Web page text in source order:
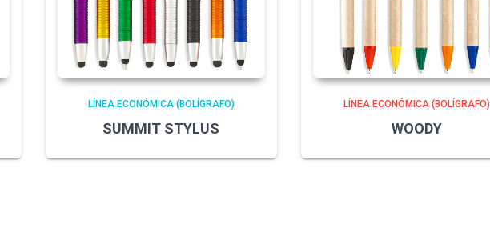
LÍNEA ECONÓMICA (BOLÍGRAFO)
SUMMIT STYLUS
LÍNEA ECONÓMICA (BOLÍGRAFO)
WOODY